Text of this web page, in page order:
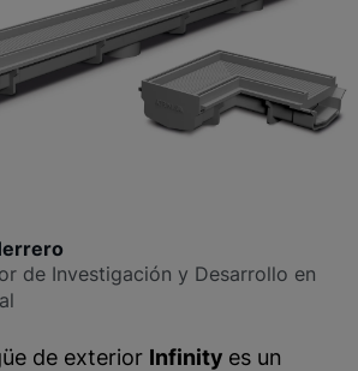
de Investigación y Desarrollo en
de exterior Infinity es un